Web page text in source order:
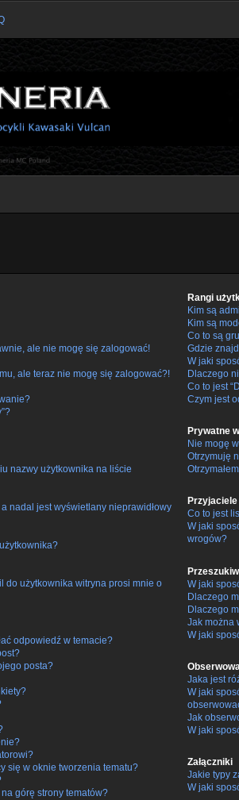
ale nie mogę się zalogować!
ale teraz nie mogę się zalogować?!
nazwy użytkownika na liście
nadal jest wyświetlany nieprawidłowy
do użytkownika witryna prosi mnie o
odpowiedź w temacie?
posta?
się w oknie tworzenia tematu?
górę strony tematów?
Rangi
Kim są
Kim są
Co to są
Gdzie
W jaki
Dlaczego
Co to jest
Czym jest
Prywatne
Nie mogę
Otrzymuję
Co to jest
W jaki
wrogów?
W jaki
Dlaczego
Dlaczego
Jak można
W jaki
Jaka jest
W jaki
Jak
W jaki
Załączniki
Jakie typy
W jaki